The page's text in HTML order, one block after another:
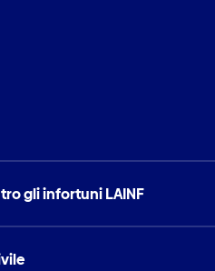
gli infortuni LAINF